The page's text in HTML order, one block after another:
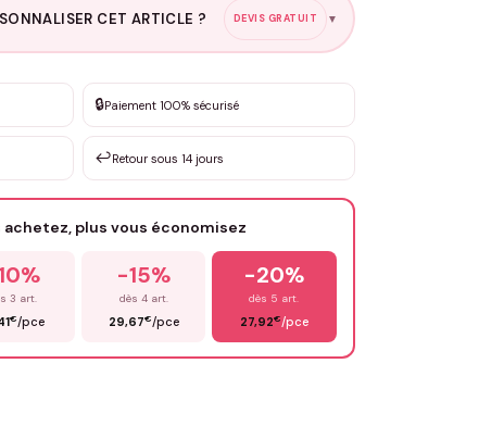
CET ARTICLE ? DEVIS GRATUIT ▼
de 3 à 10€ selon la demande
🔒Paiement 100% sécurisé
↩️Retour sous 14 jours
achetez, plus vous économisez
3 art.
€/pce
-15%
dès 4 art.
29,67€/pce
-20%
dès 5 art.
27,92€/pce